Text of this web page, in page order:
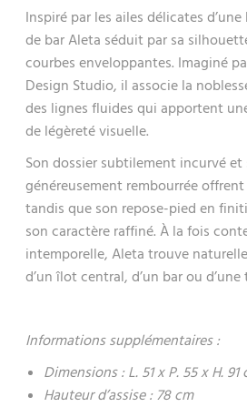
Inspiré par les ailes délicates
de bar Aleta séduit par sa
courbes enveloppantes. Imaginé
Design Studio, il associe la
des lignes fluides qui apportent
de légèreté visuelle.
Son dossier subtilement incurvé et
généreusement rembourrée
tandis que son repose-pied en
son caractère raffiné. À la fois
intemporelle, Aleta trouve
d’un îlot central, d’un bar ou
Informations supplémentaires :
Dimensions : L. 51 x P. 55 x H. 91
Hauteur d’assise : 78 cm